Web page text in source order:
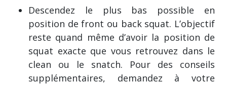
Descendez le plus bas possible en
position de front ou back squat. L’objectif
reste quand même d’avoir la position de
squat exacte que vous retrouvez dans le
clean ou le snatch. Pour des conseils
supplémentaires, demandez à votre